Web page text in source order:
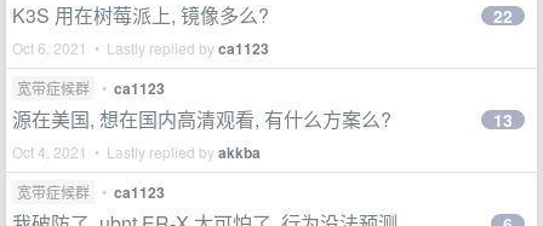
K3S 用在树莓派上, 镜像多么?
Oct 6, 2021 • Lastly replied byca1123
22
宽带症候群 • ca1123
源在美国, 想在国内高清观看, 有什么方案么?
Oct 4, 2021 • Lastly replied byakkba
13
宽带症候群 • ca1123